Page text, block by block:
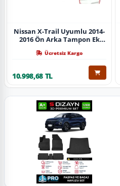
Nissan X-Trail Uyumlu 2014-
2016 Ön Arka Tampon Ek
Koruma Difüzör İthal
Ücretsiz Kargo
10.998,68 TL